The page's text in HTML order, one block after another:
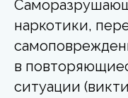
наркотики,
в
ситуации